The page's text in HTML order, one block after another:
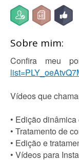
Sobre mim:
Confira meu
Vídeos que
• Edição
• Tratamento de
• Edição e
• Vídeos para